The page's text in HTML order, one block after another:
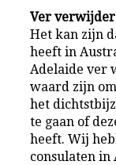
Ver
Het kan zijn
heeft in
Adelaide ver
waard zijn
het
te gaan of
heeft. Wij
consulaten in